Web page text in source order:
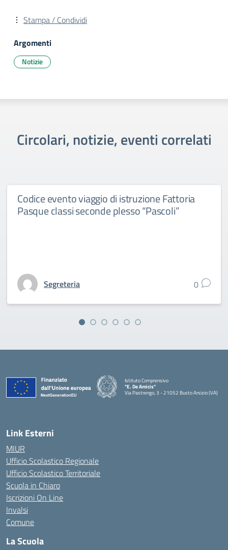
Stampa / Condividi
Argomenti
Notizie
Circolari, notizie, eventi correlati
Codice evento viaggio di istruzione Fattoria
Pasque classi seconde plesso “Pascoli”
Segreteria 0
Istituto Comprensivo
"E. De Amicis"
Via Pastrengo, 3 - 21052 Busto Arsizio (VA)
Link Esterni
MIUR
Ufficio Scolastico Regionale
Ufficio Scolastico Territoriale
Scuola in Chiaro
Iscrizioni On Line
Invalsi
Comune
La Scuola